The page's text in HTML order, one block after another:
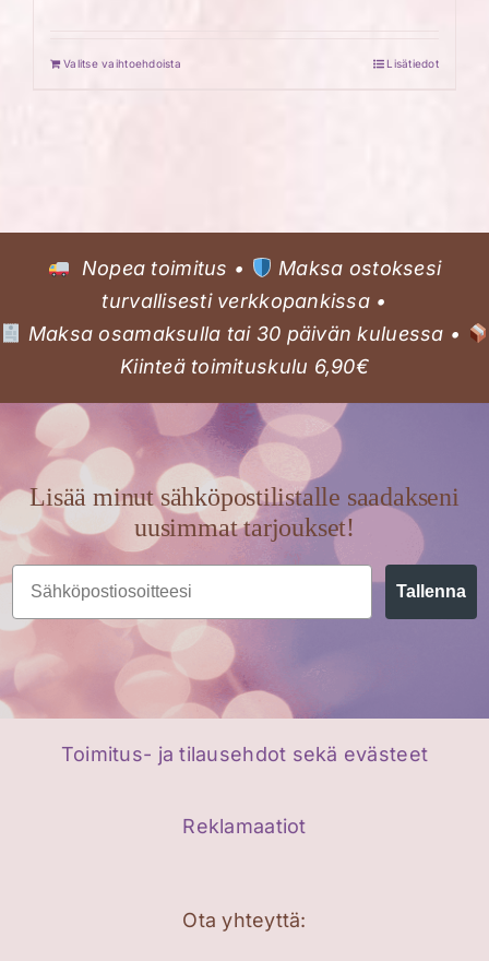
Valitse vaihtoehdoista Lisätiedot
Nopea toimitus •
Maksa ostoksesi
turvallisesti verkkopankissa •
Maksa osamaksulla tai 30 päivän kuluessa •
Kiinteä toimituskulu 6,90€
Lisää minut sähköpostilistalle saadakseni
uusimmat tarjoukset!
Email
Tallenna
Toimitus- ja tilausehdot sekä evästeet
Reklamaatiot
Ota yhteyttä: